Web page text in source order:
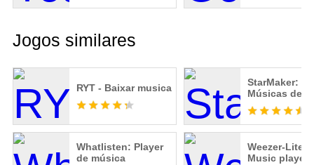
Jogos similares
RYT - Baixar musica
StarMaker:
Músicas de
Karaokê
Whatlisten: Player
de música
Weezer-Lite,
Music player